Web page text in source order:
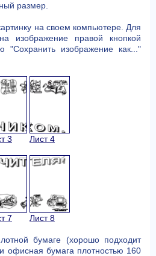
размер.
на своем компьютере. Для
изображение правой кнопкой
изображение как..."
3 Лист 4
7 Лист 8
бумаге (хорошо подходит
офисная бумага плотностью 160